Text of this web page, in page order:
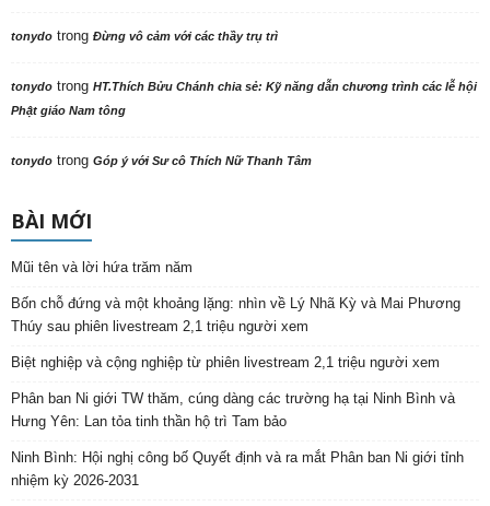
tonydo trong Đừng vô cảm với các thầy trụ trì
tonydo trong HT.Thích Bửu Chánh chia sẻ: Kỹ năng dẫn chương trình các lễ hội
Phật giáo Nam tông
tonydo trong Góp ý với Sư cô Thích Nữ Thanh Tâm
BÀI MỚI
Mũi tên và lời hứa trăm năm
Bốn chỗ đứng và một khoảng lặng: nhìn về Lý Nhã Kỳ và Mai Phương
Thúy sau phiên livestream 2,1 triệu người xem
Biệt nghiệp và cộng nghiệp từ phiên livestream 2,1 triệu người xem
Phân ban Ni giới TW thăm, cúng dàng các trường hạ tại Ninh Bình và
Hưng Yên: Lan tỏa tinh thần hộ trì Tam bảo
Ninh Bình: Hội nghị công bố Quyết định và ra mắt Phân ban Ni giới tỉnh
nhiệm kỳ 2026-2031